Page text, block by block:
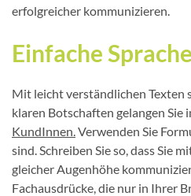
erfolgreicher kommunizieren.
Einfache Sprache
Mit leicht verständlichen Texten
klaren Botschaften gelangen Sie
KundInnen.Verwenden Sie
sind. Schreiben Sie so, dass Sie
gleicher Augenhöhe
Fachausdrücke, die nur in Ihrer